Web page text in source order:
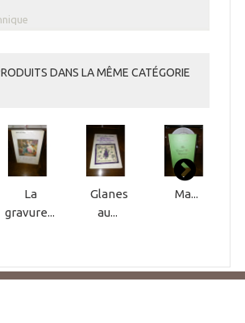
DANS LA MÊME CATÉGORIE
La
gravure...
Glanes
au...
Ma...